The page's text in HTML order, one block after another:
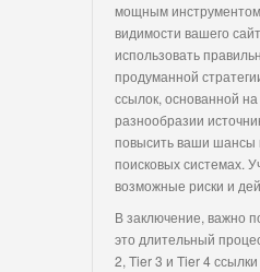
мощным
видимости вашего
использовать
продуманной
ссылок, основанной на
разнообразии
повысить ваши шансы
поисковых системах.
возможные риски и
В заключение, важно
это длительный
2, Tier 3 и Tier 4 ссылки